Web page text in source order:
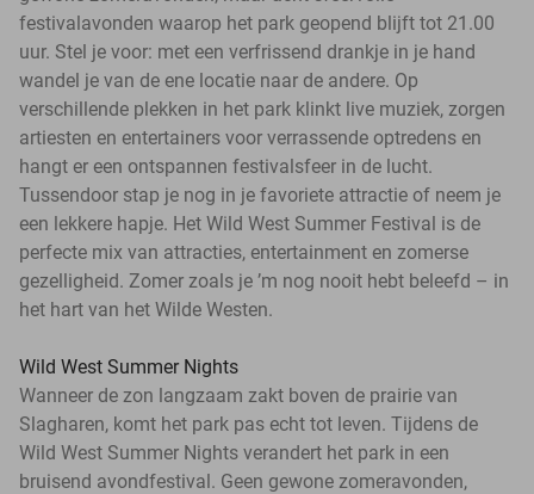
festivalavonden waarop het park geopend blijft tot 21.00
uur. Stel je voor: met een verfrissend drankje in je hand
wandel je van de ene locatie naar de andere. Op
verschillende plekken in het park klinkt live muziek, zorgen
artiesten en entertainers voor verrassende optredens en
hangt er een ontspannen festivalsfeer in de lucht.
Tussendoor stap je nog in je favoriete attractie of neem je
een lekkere hapje. Het Wild West Summer Festival is de
perfecte mix van attracties, entertainment en zomerse
gezelligheid. Zomer zoals je ’m nog nooit hebt beleefd – in
het hart van het Wilde Westen.
Wild West Summer Nights
Wanneer de zon langzaam zakt boven de prairie van
Slagharen, komt het park pas echt tot leven. Tijdens de
Wild West Summer Nights verandert het park in een
bruisend avondfestival. Geen gewone zomeravonden,